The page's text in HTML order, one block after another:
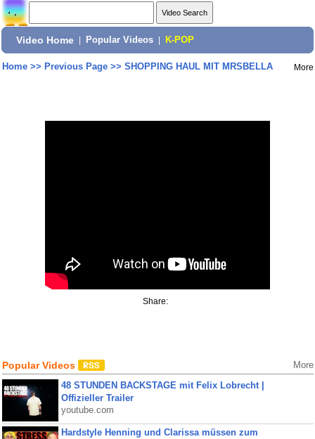
Video Home Popular Videos K-POP
Home>> Previous Page>> SHOPPING HAUL MIT MRSBELLA More
Share:
Popular Videos More
48 STUNDEN BACKSTAGE mit Felix Lobrecht |
Offizieller Trailer
youtube.com
Hardstyle Henning und Clarissa müssen zum